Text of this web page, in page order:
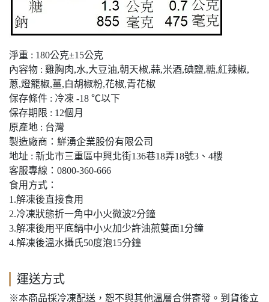
淨重 : 180公克±15公克
內容物 : 雞胸肉,水,大豆油,朝天椒,蒜,米酒,碘鹽,糖,紅辣椒,
蔥,燈籠椒,薑,白胡椒粉,花椒,青花椒
保存條件 : 冷凍 -18 ℃以下
保存期限 : 12個月
原產地 : 台灣
製造廠商：鮮湧企業股份有限公司
地址 : 新北市三重區中興北街136巷18弄18號3、4樓
客服專線：0800-360-666
食用方式：
1.解凍後直接食用
2.冷凍狀態折一角中小火微波2分鐘
3.解凍後用平底鍋中小火加少許油煎雙面1分鐘
4.解凍後溫水攝氏50度泡15分鐘
運送方式
※本商品採冷凍配送，恕不與其他溫層合併寄發。到貨後立